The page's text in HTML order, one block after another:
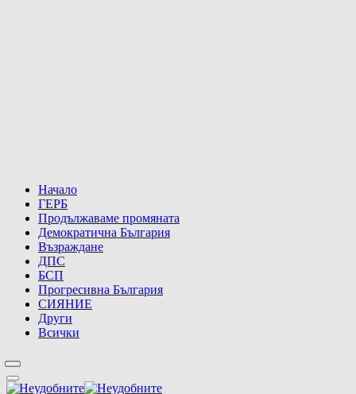
Начало
ГЕРБ
Продължаваме промяната
Демократична България
Възраждане
ДПС
БСП
Прогресивна България
СИЯНИЕ
Други
Всички